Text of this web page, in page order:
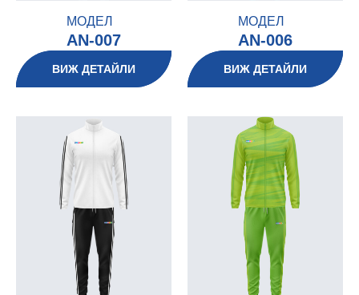
МОДЕЛ
AN-007
ВИЖ ДЕТАЙЛИ
МОДЕЛ
AN-006
ВИЖ ДЕТАЙЛИ